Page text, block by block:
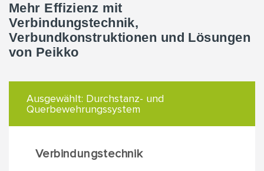
Mehr Effizienz mit
Verbindungstechnik,
Verbundkonstruktionen und Lösungen
von Peikko
Ausgewählt: Durchstanz- und
Querbewehrungssystem
Verbindungstechnik